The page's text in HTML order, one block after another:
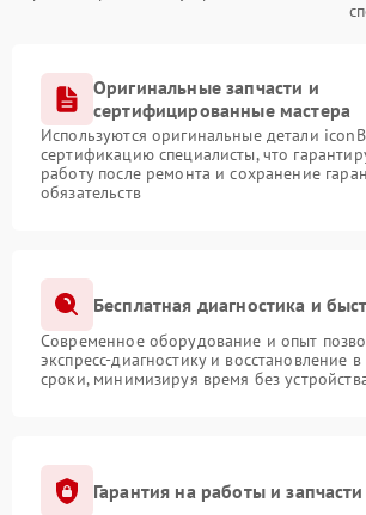
Оригинальные запчасти и
сертифицированные мастера
Используются оригинальные детали
сертификацию специалисты, что
работу после ремонта и сохранение
обязательств
Бесплатная диагностика и
Современное оборудование и опыт
экспресс-диагностику и восстановление
сроки, минимизируя время без
Гарантия на работы и запчасти